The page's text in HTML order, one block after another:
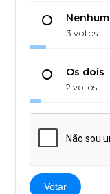
Nenhum
3 votos
Os dois
2 votos
Votar